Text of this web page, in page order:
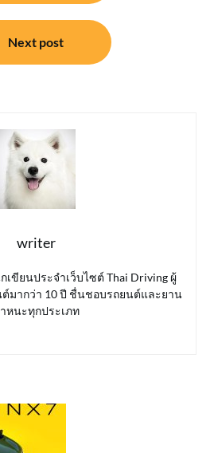
Next post
writer
เขียนประจำเว็บไซต์ Thai Driving ผู้
มากว่า 10 ปี ชื่นชอบรถยนต์และยาน
หนะทุกประเภท